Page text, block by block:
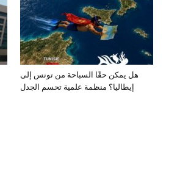
هل يمكن حقًا السباحة من تونس إلى
إيطاليا؟ منظمة علمية تحسم الجدل